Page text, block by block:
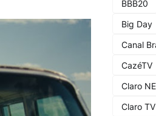
BBB20
Big Day
Canal
CazéTV
Claro
Claro